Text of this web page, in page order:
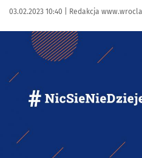
Data publikacji:
03.02.2023 10:40 | Autor:
Redakcja
Kliknij, aby powiększyć